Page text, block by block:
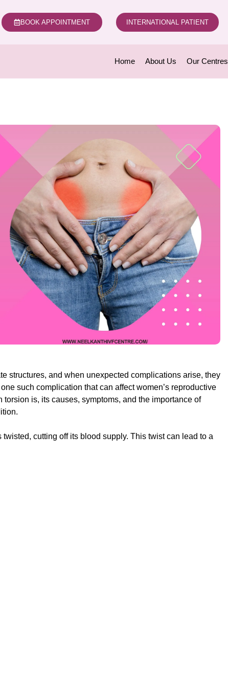
BOOK APPOINTMENT INTERNATIONAL PATIENT
Home About Us Our Centres
structures, and when unexpected complications arise, they
such complication that can affect women’s reproductive
is, its causes, symptoms, and the importance of
cutting off its blood supply. This twist can lead to a